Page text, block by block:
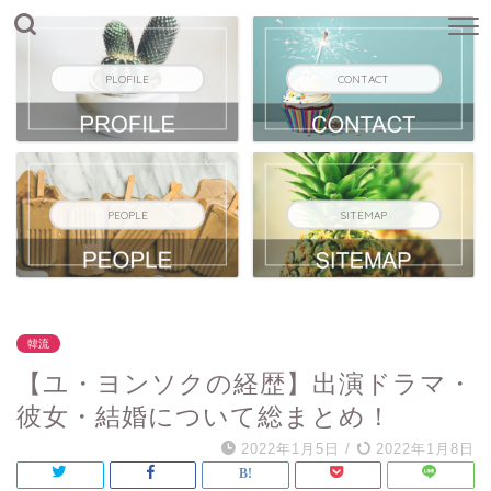
PLOFILE CONTACT
PEOPLE SITEMAP
韓流
【ユ・ヨンソクの経歴】出演ドラマ・
彼女・結婚について総まとめ！
2022年1月5日 / 2022年1月8日